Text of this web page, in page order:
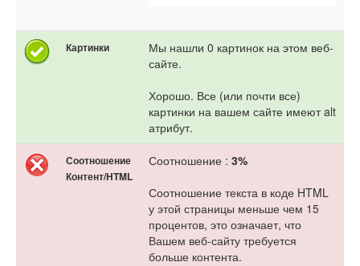
Картинки
Мы нашли 0 картинок на этом веб-
сайте.
Хорошо. Все (или почти все)
картинки на вашем сайте имеют alt
атрибут.
Соотношение
Контент/HTML
Соотношение : 3%
Соотношение текста в коде HTML
у этой страницы меньше чем 15
процентов, это означает, что
Вашем веб-сайту требуется
больше контента.